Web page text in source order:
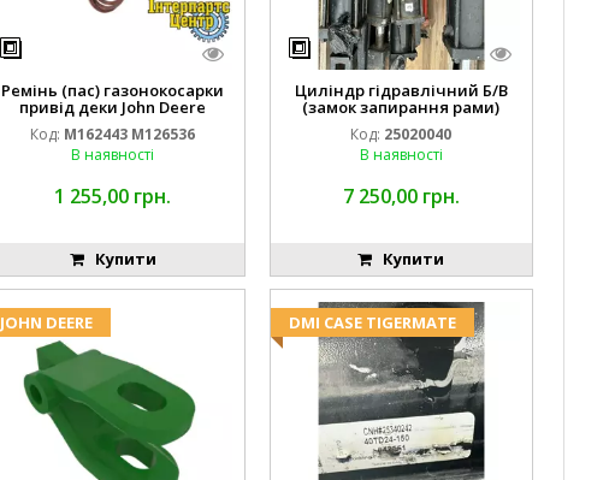
Ремінь (пас) газонокосарки
привід деки John Deere
M162443 M126536
Код: M162443 M126536
В наявності
1 255,00 грн.
Купити
Циліндр гідравлічний Б/В
(замок запирання рами)
2''X4'' 25320040
Код: 25020040
В наявності
7 250,00 грн.
Купити
JOHN DEERE DMI CASE TIGERMATE